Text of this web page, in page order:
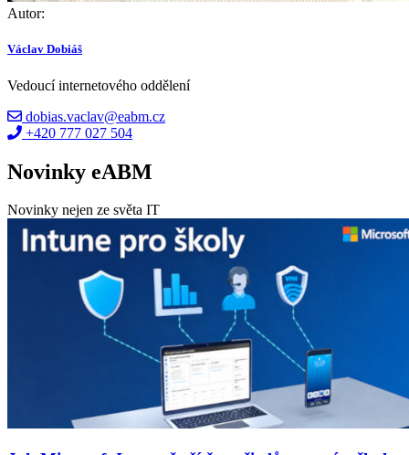
Autor:
Václav Dobiáš
Vedoucí internetového oddělení
dobias.vaclav@eabm.cz
+420 777 027 504
Novinky eABM
Novinky nejen ze světa IT